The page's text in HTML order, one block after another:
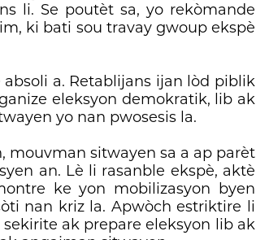
li. Se poutèt sa, yo rekòmande
ki bati sou travay gwoup ekspè
a. Retablijans ijan lòd piblik
eleksyon demokratik, lib ak
yo nan pwosesis la.
mouvman sitwayen sa a ap parèt
an. Lè li rasanble ekspè, aktè
ke yon mobilizasyon byen
nan kriz la. Apwòch estriktire li
ak prepare eleksyon lib ak